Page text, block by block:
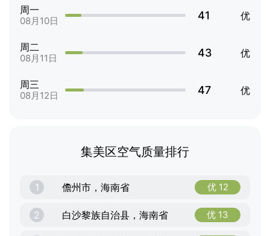
周一
08月10日 41 优
周二
08月11日 43 优
周三
08月12日 47 优
集美区空气质量排行
1 儋州市，海南省 优 12
2 白沙黎族自治县，海南省 优 13